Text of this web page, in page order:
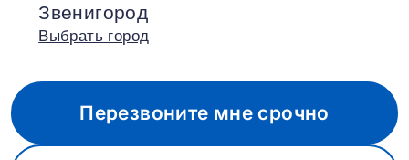
Звенигород
Выбрать город
Перезвоните мне срочно